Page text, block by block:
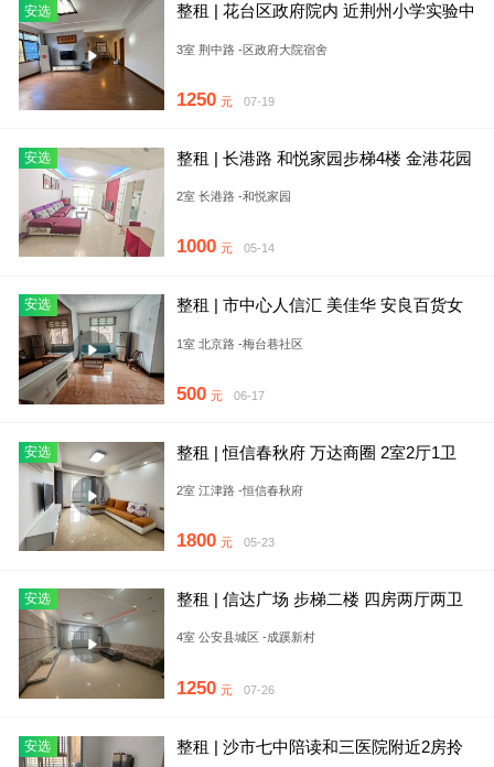
安选
整租 | 花台区政府院内 近荆州小学实验中
3室 荆中路 -区政府大院宿舍
1250 元 07-19
安选
整租 | 长港路 和悦家园步梯4楼 金港花园
2室 长港路 -和悦家园
1000 元 05-14
安选
整租 | 市中心人信汇 美佳华 安良百货女
1室 北京路 -梅台巷社区
500 元 06-17
安选
整租 | 恒信春秋府 万达商圈 2室2厅1卫
2室 江津路 -恒信春秋府
1800 元 05-23
安选
整租 | 信达广场 步梯二楼 四房两厅两卫
4室 公安县城区 -成蹊新村
1250 元 07-26
安选
整租 | 沙市七中陪读和三医院附近2房拎